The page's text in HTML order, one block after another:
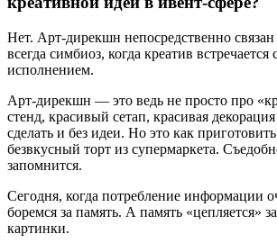
Нет. Арт-дирекшн непосредственно связан
всегда симбиоз, когда креатив
исполнением.
Арт-дирекшн — это ведь не просто про
стенд, красивый сетап, красивая
сделать и без идеи. Но это как
безвкусный торт из супермаркета.
запомнится.
Сегодня, когда потребление информации
боремся за память. А память «цепляется»
картинки.